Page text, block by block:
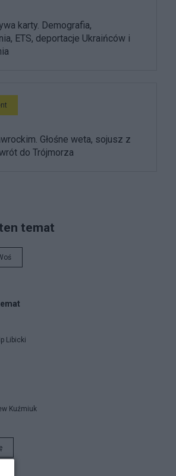
karty. Demografia,
ETS, deportacje Ukraińców i
Głośne weta, sojusz z
do Trójmorza
temat
Libicki
Kuźmiuk